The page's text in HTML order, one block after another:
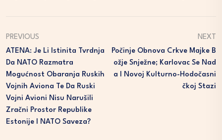
PREVIOUS
ATENA: Je Li Istinita Tvrdnja
Da NATO Razmatra
Mogućnost Obaranja Ruskih
Vojnih Aviona Te Da Ruski
Vojni Avioni Nisu Narušili
Zračni Prostor Republike
Estonije I NATO Saveza?
NEXT
Počinje Obnova Crkve Majke B
Ožje Snježne; Karlovac Se Nad
A I Novoj Kulturno-Hodočasni
Čkoj Stazi